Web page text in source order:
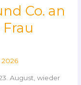
Co. an
2026
August, wieder